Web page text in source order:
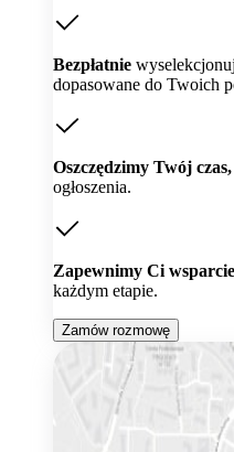
Bezpłatnie
dopasowane do Twoich
Oszczędzimy Twój czas,
ogłoszenia.
Zapewnimy Ci wsparcie
każdym etapie.
Zamów rozmowę